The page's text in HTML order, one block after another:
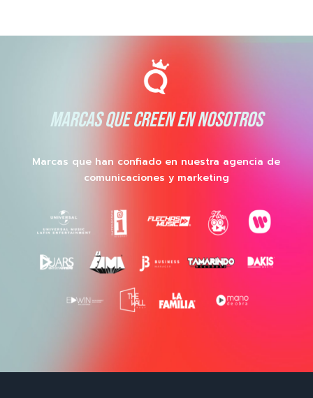
MARCAS QUE CREEN EN NOSOTROS
Marcas que han confiado en nuestra agencia de
comunicaciones y marketing